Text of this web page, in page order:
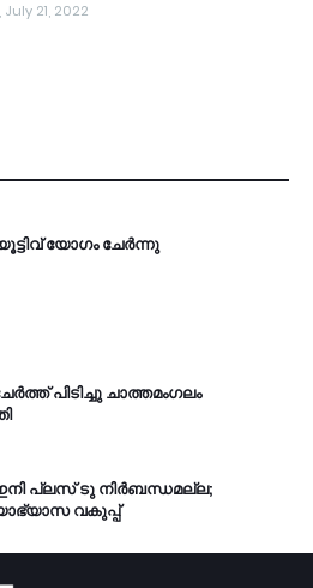
21, 2022
യോഗം ചേർന്നു
പിടിച്ചു ചാത്തമംഗലം
പ്ലസ് ടു നിർബന്ധമല്ല;
വകുപ്പ്